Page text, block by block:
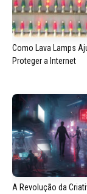
Como Lava Lamps
Proteger a Internet
A Revolução da